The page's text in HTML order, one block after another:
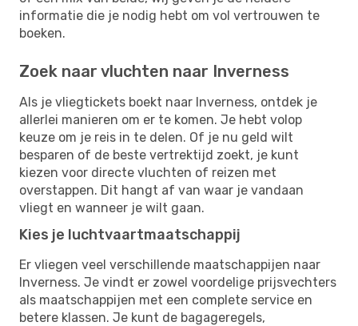
informatie die je nodig hebt om vol vertrouwen te
boeken.
Zoek naar vluchten naar Inverness
Als je vliegtickets boekt naar Inverness, ontdek je
allerlei manieren om er te komen. Je hebt volop
keuze om je reis in te delen. Of je nu geld wilt
besparen of de beste vertrektijd zoekt, je kunt
kiezen voor directe vluchten of reizen met
overstappen. Dit hangt af van waar je vandaan
vliegt en wanneer je wilt gaan.
Kies je luchtvaartmaatschappij
Er vliegen veel verschillende maatschappijen naar
Inverness. Je vindt er zowel voordelige prijsvechters
als maatschappijen met een complete service en
betere klassen. Je kunt de bagageregels,